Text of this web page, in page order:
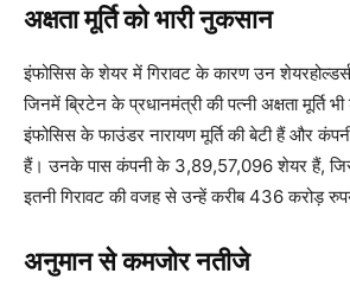
अक्षता मूर्ति को भारी नुकसान
इंफोसिस के शेयर में गिरावट के कारण उन
जिनमें ब्रिटेन के प्रधानमंत्री की पत्नी अक्षता मूर्ति भी
इंफोसिस के फाउंडर नारायण मूर्ति की बेटी हैं और
हैं। उनके पास कंपनी के 3,89,57,096 शेयर हैं,
इतनी गिरावट की वजह से उन्हें करीब 436 करोड़
अनुमान से कमजोर नतीजे